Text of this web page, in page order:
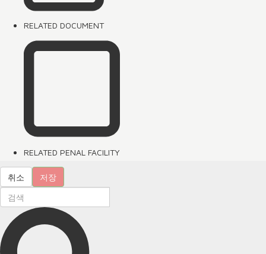
RELATED DOCUMENT
RELATED PENAL FACILITY
취소 저장